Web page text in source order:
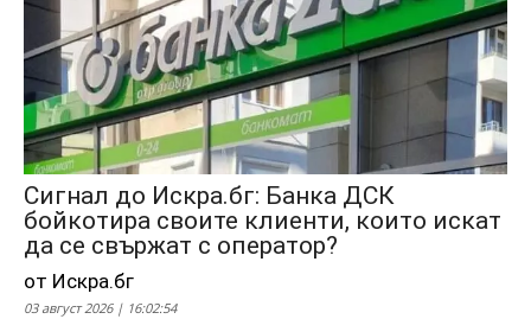
Сигнал до Искра.бг: Банка ДСК
бойкотира своите клиенти, които искат
да се свържат с оператор?
от Искра.бг
03 август 2026 | 16:02:54